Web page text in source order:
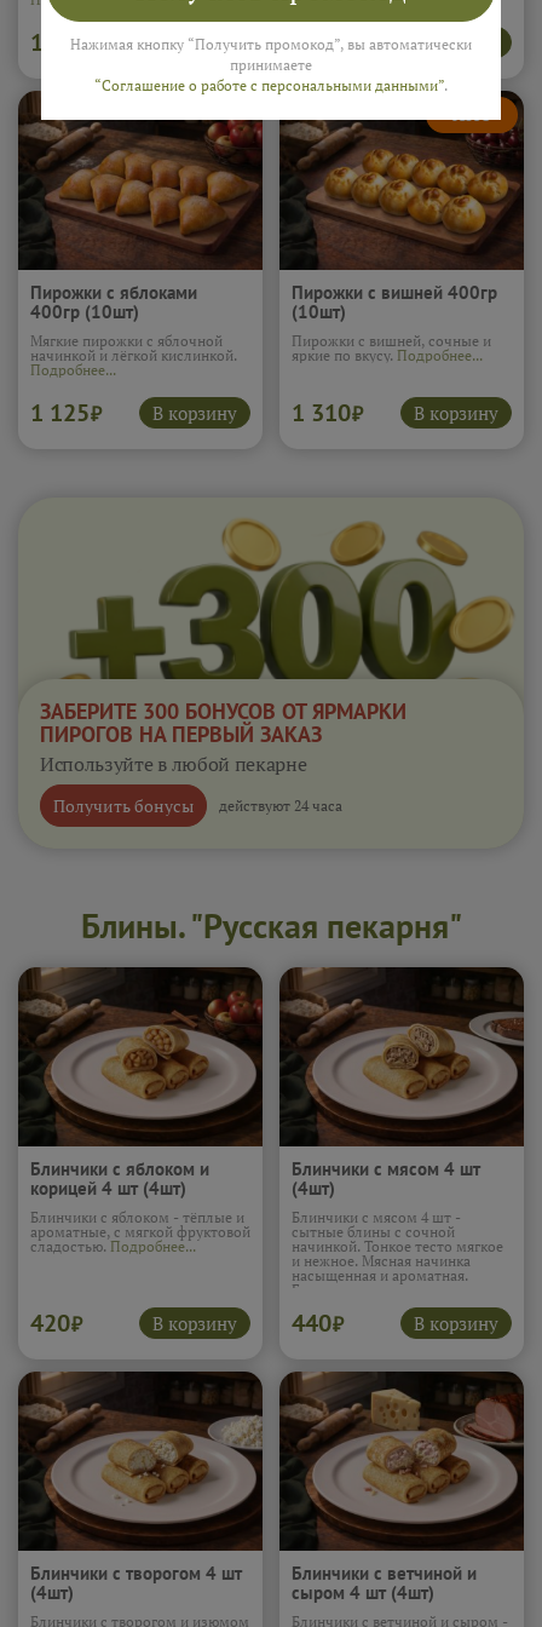
1 060₽ В корзину 1 100₽ В корзину
Пирожки с яблоками
400гр (10шт)
Мягкие пирожки с яблочной
начинкой и лёгкой кислинкой.
Подробнее...
1 125₽ В корзину
Пирожки с вишней 400гр
(10шт)
Пирожки с вишней, сочные и
яркие по вкусу. Подробнее...
1 310₽ В корзину
ЗАБЕРИТЕ 300 БОНУСОВ ОТ ЯРМАРКИ
ПИРОГОВ НА ПЕРВЫЙ ЗАКАЗ
Используйте в любой пекарне
Получить бонусы действуют 24 часа
Блины. "Русская пекарня"
Блинчики с яблоком и
корицей 4 шт (4шт)
Блинчики с яблоком - тёплые и
ароматные, с мягкой фруктовой
сладостью. Подробнее...
420₽ В корзину
Блинчики с мясом 4 шт
(4шт)
Блинчики с мясом 4 шт -
сытные блины с сочной
начинкой. Тонкое тесто мягкое
и нежное. Мясная начинка
насыщенная и ароматная.
Блины хорошо насыщают и
подходят для обеда. Вкус
домашний и
сбалансированный.
440₽ В корзину
Блинчики с творогом 4 шт
(4шт)
Блинчики с творогом и изюмом
Блинчики с ветчиной и
сыром 4 шт (4шт)
Блинчики с ветчиной и сыром -
Нажимая кнопку “Получить промокод”, вы автоматически
принимаете
“Соглашение о работе с персональными данными”.